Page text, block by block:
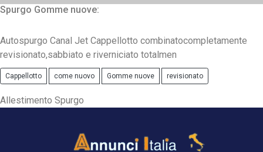
Spurgo Gomme nuove:
Autospurgo Canal Jet Cappellotto combinatocompletamente
revisionato,sabbiato e riverniciato totalmen
Cappellotto come nuovo Gomme nuove revisionato
Allestimento Spurgo